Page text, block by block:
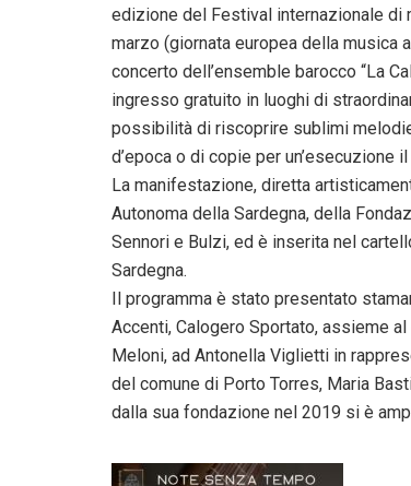
edizione del Festival internazionale di
marzo (giornata europea della musica
concerto dell’ensemble barocco “La
ingresso gratuito in luoghi di
possibilità di riscoprire sublimi
d’epoca o di copie per
La manifestazione, diretta
Autonoma della Sardegna, della
Sennori e Bulzi, ed è inserita nel
Sardegna.
Il programma è stato presentato
Accenti, Calogero Sportato, assieme
Meloni, ad Antonella Viglietti in
del comune di Porto Torres, Maria
dalla sua fondazione nel 2019 si è